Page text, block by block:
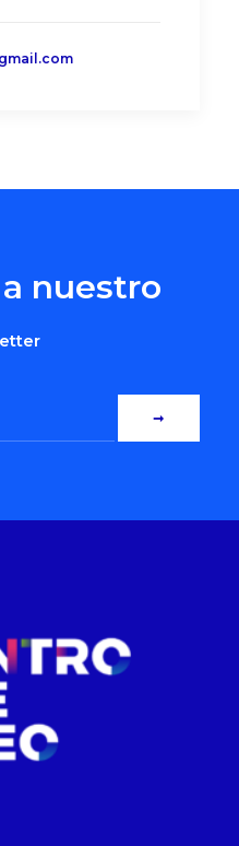
nuestro